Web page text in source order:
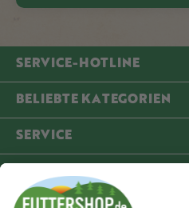
SERVICE-HOTLINE
BELIEBTE KATEGORIEN
SERVICE